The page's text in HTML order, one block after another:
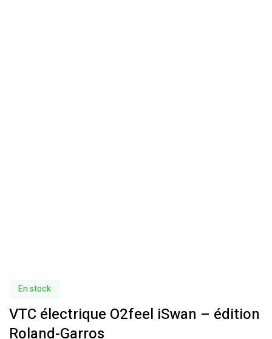
En stock
VTC électrique O2feel iSwan – édition
Roland-Garros